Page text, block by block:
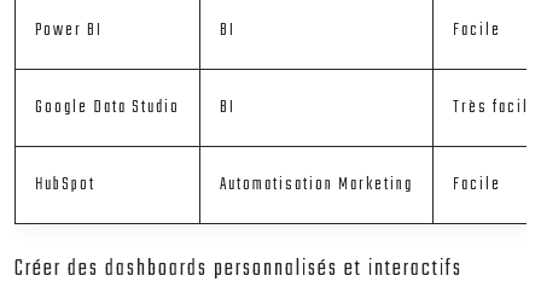
Power BI BI Facile
Google Data Studio BI Très facile
HubSpot Automatisation Marketing Facile
Créer des dashboards personnalisés et interactifs